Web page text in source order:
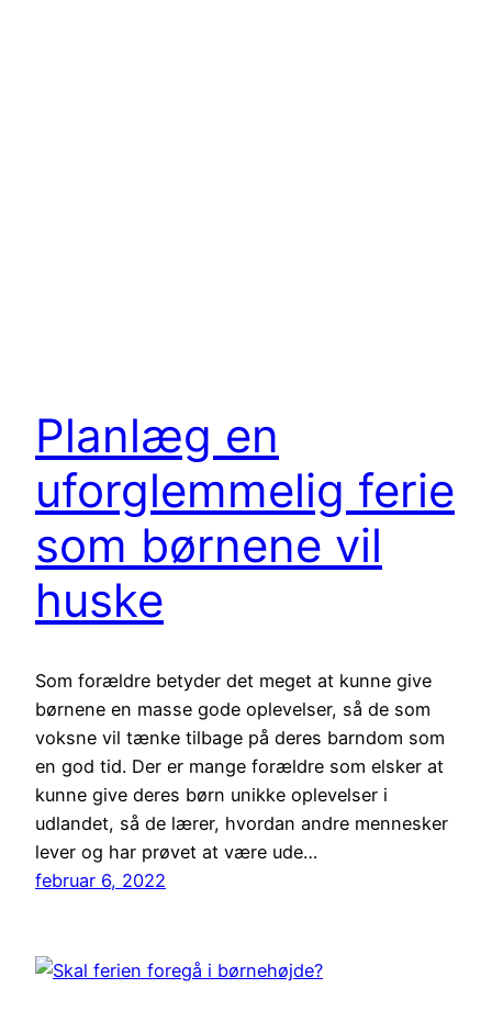
Planlæg en
uforglemmelig ferie
som børnene vil
huske
Som forældre betyder det meget at kunne give
børnene en masse gode oplevelser, så de som
voksne vil tænke tilbage på deres barndom som
en god tid. Der er mange forældre som elsker at
kunne give deres børn unikke oplevelser i
udlandet, så de lærer, hvordan andre mennesker
lever og har prøvet at være ude…
februar 6, 2022